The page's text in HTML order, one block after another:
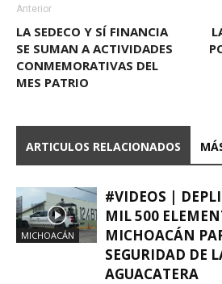
Anterior
LA SEDECO Y SÍ FINANCIA
SE SUMAN A ACTIVIDADES
CONMEMORATIVAS DEL
MES PATRIO
ARTICULOS RELACIONADOS
MICHOACÁN
#VIDEOS |
MIL 500
MICHOACÁN
SEGURIDAD DE
AGUACATERA